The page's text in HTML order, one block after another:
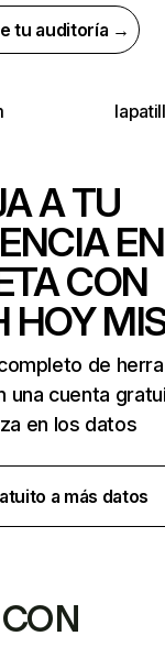
tu auditoría →
A TU
CON
HOY
de
una cuenta
en los datos
a más datos